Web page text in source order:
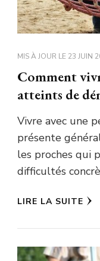
MIS À JOUR LE 23 JUIN
Comment
atteints de
Vivre avec une
présente
les proches qui
difficultés
LIRE LA SUITE